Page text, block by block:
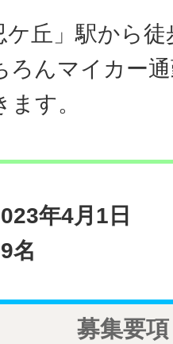
ケ丘」駅から
ろんマイカー
す。
年4月1日
募集要項